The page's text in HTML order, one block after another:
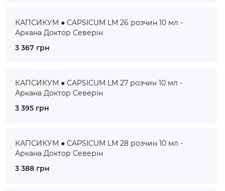
КАПСИКУМ ● CAPSICUM LM 26 розчин 10 мл -
Аркана Доктор Северін
3 367 грн
КАПСИКУМ ● CAPSICUM LM 27 розчин 10 мл -
Аркана Доктор Северін
3 395 грн
КАПСИКУМ ● CAPSICUM LM 28 розчин 10 мл -
Аркана Доктор Северін
3 388 грн